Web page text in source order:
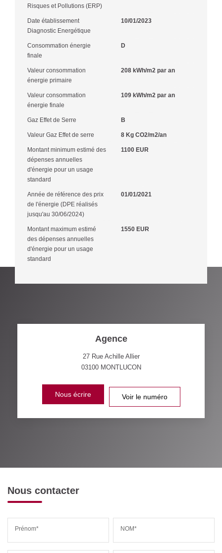
Risques et Pollutions (ERP)
Date établissement
Diagnostic Energétique
10/01/2023
Consommation énergie
finale
D
Valeur consommation
énergie primaire
208 kWh/m2 par an
Valeur consommation
énergie finale
109 kWh/m2 par an
Gaz Effet de Serre B
Valeur Gaz Effet de serre 8 Kg CO2/m2/an
Montant minimum estimé des
dépenses annuelles
d'énergie pour un usage
standard
1100 EUR
Année de référence des prix
de l'énergie (DPE réalisés
jusqu'au 30/06/2024)
01/01/2021
Montant maximum estimé
des dépenses annuelles
d'énergie pour un usage
standard
1550 EUR
Agence
27 Rue Achille Allier
03100 MONTLUCON
Nous écrire Voir le numéro
Nous contacter
Prénom* NOM*